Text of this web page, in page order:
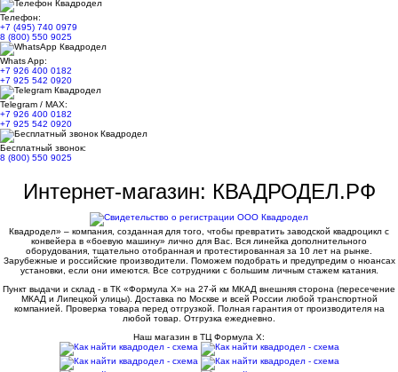
Телефон:
+7 (495) 740 0979
8 (800) 550 9025
Whats App:
+7 926 400 0182
+7 925 542 0920
Telegram / MAX:
+7 926 400 0182
+7 925 542 0920
Бесплатный звонок:
8 (800) 550 9025
Интернет-магазин: КВАДРОДЕЛ.РФ
Квадродел» – компания, созданная для того, чтобы превратить заводской квадроцикл с
конвейера в «боевую машину» лично для Вас. Вся линейка дополнительного
оборудования, тщательно отобранная и протестированная за 10 лет на рынке.
Зарубежные и российские производители. Поможем подобрать и предупредим о нюансах
установки, если они имеются. Все сотрудники с большим личным стажем катания.
Пункт выдачи и склад - в ТК «Формула X» на 27-й км МКАД внешняя сторона (пересечение
МКАД и Липецкой улицы). Доставка по Москве и всей России любой транспортной
компанией. Проверка товара перед отгрузкой. Полная гарантия от производителя на
любой товар. Отгрузка ежедневно.
Наш магазин в ТЦ Формула Х: